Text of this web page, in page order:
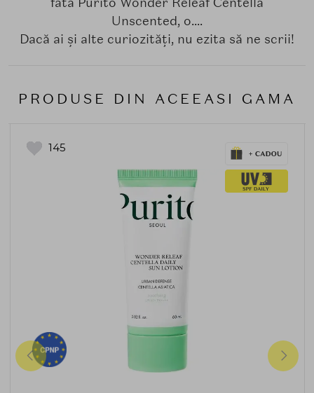
Unscented, o....
Dacă ai și alte curiozități, nu ezita să ne scrii!
PRODUSE DIN ACEEASI GAMA
145